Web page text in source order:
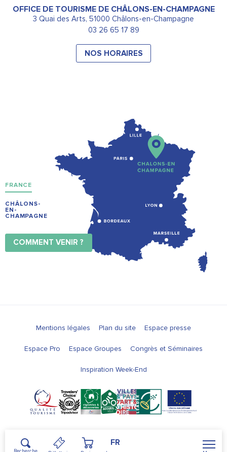
Recherche
FR
OFFICE DE TOURISME DE CHÂLONS-EN-CHAMPAGNE
3 Quai des Arts, 51000 Châlons-en-Champagne
03 26 65 17 89
NOS HORAIRES
FRANCE
CHÂLONS-
EN-
CHAMPAGNE
COMMENT VENIR ?
Mentions légales Plan du site Espace presse
Espace Pro Espace Groupes Congrès et Séminaires
Inspiration Week-End